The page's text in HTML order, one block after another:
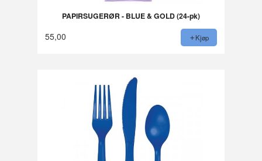
PAPIRSUGERØR - BLUE & GOLD (24-pk)
55,00 Kjøp